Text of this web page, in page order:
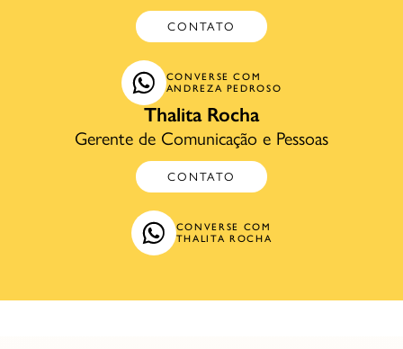
CONTATO
CONVERSE COM
ANDREZA PEDROSO
Thalita Rocha
Gerente de Comunicação e Pessoas
CONTATO
CONVERSE COM
THALITA ROCHA